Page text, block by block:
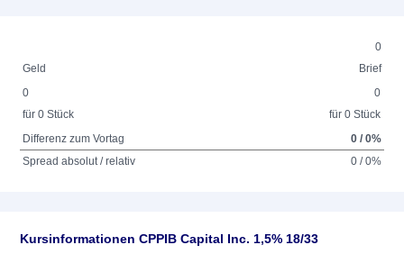
0
Geld
Brief
0
für 0 Stück
0
für 0 Stück
Differenz zum Vortag
0 / 0%
Spread absolut / relativ
0 / 0%
Kursinformationen CPPIB Capital Inc. 1,5% 18/33